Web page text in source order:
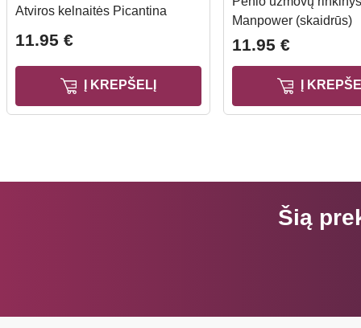
Atviros kelnaitės Picantina
11.95 €
Į KREPŠELĮ
Manpower (skaidrūs)
11.95 €
Į
Šią